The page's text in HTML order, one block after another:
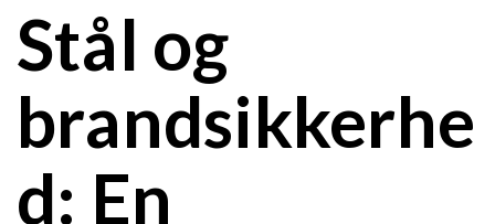
Stål og
brandsikkerhe
d: En